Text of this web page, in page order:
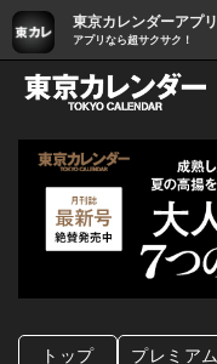
東京カレンダーアプリ
アプリなら超サクサク！
トップ プレミアム